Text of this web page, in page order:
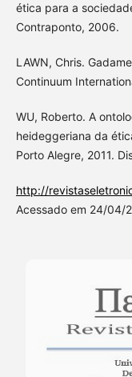
ética para a
Contraponto, 2006.
LAWN, Chris.
Continuum
WU, Roberto. A
heideggeriana da
Porto Alegre, 2011.
http://
Acessado em 24/04/